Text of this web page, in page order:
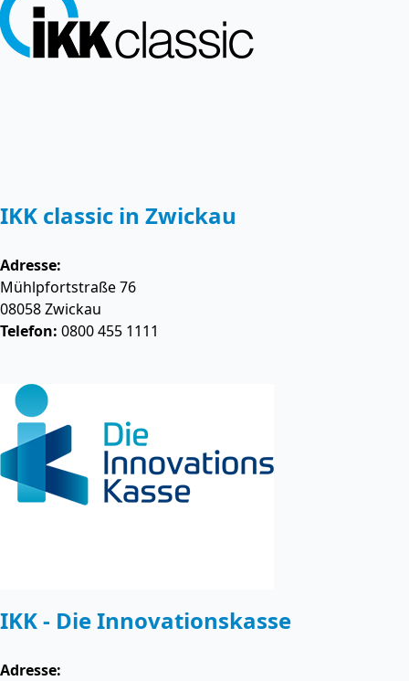
IKK classic in Zwickau
Adresse:
Mühlpfortstraße 76
08058Zwickau
Telefon: 0800 455 1111
IKK - Die Innovationskasse
Adresse: